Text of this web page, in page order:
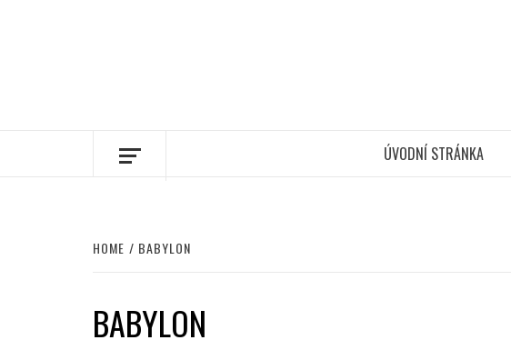
ÚVODNÍ STRÁNKA
HOME BABYLON
BABYLON